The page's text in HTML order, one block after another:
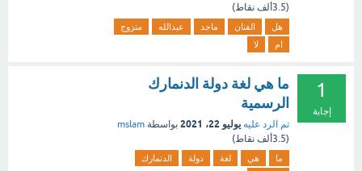
(3.5ألف نقاط)
هل الفنان ماجد عبدالله
متزوج
ام
لا
1
إجابة
ما هي لغة دولة الدنمارك
الرسمية
تم الرد عليه يوليو 22، 2021 بواسطة mslam
(3.5ألف نقاط)
ما هي لغة دولة
الدنمارك